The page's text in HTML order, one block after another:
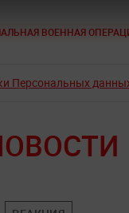
ВОЕННАЯ
Персональных